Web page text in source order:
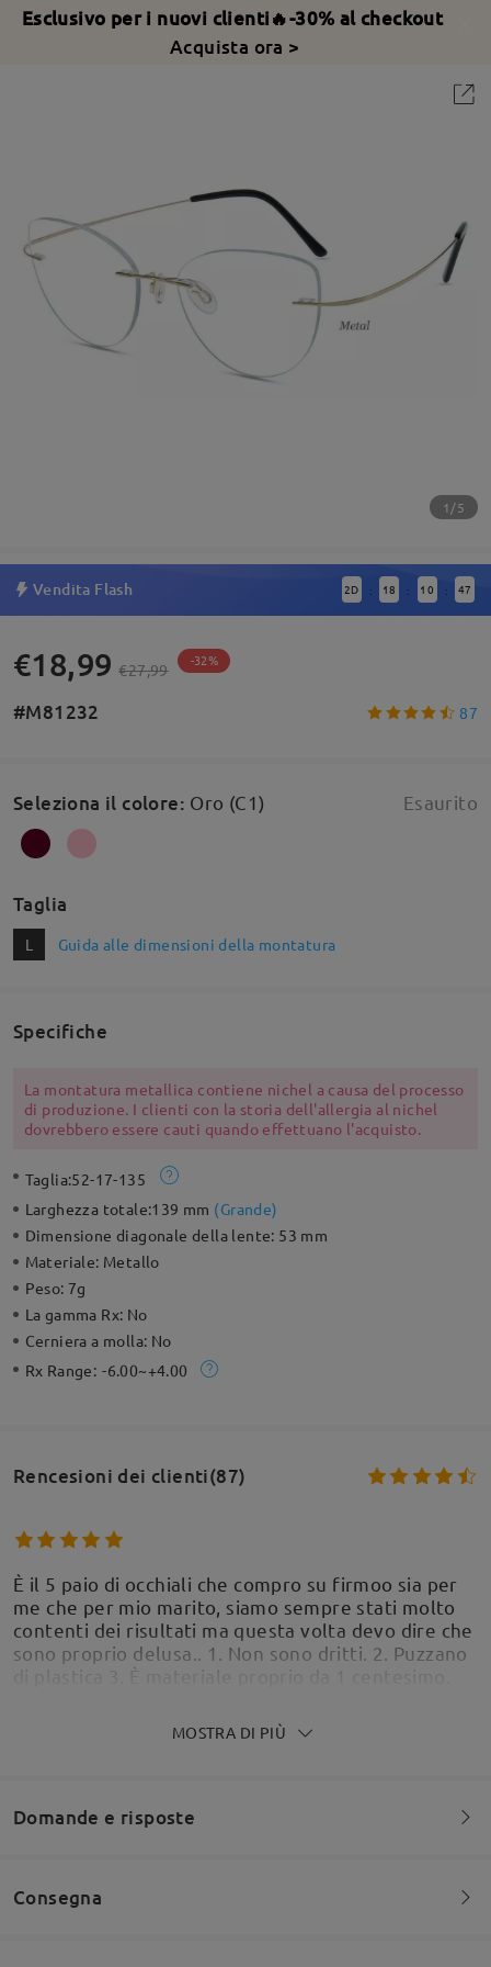
Esclusivo per i nuovi clienti🔥-30% al checkout
Acquista ora >
1/5
Vendita Flash 2D : 18 : 10 : 46
€18,99 €27,99 -32%
#M81232 87
Seleziona il colore: Oro (C1) Esaurito
Taglia
L Guida alle dimensioni della montatura
Specifiche
La montatura metallica contiene nichel a causa del processo
di produzione. I clienti con la storia dell'allergia al nichel
dovrebbero essere cauti quando effettuano l'acquisto.
Taglia:52-17-135
Larghezza totale:139 mm (Grande)
Dimensione diagonale della lente: 53 mm
Materiale: Metallo
Peso: 7g
La gamma Rx: No
Cerniera a molla: No
Rx Range: -6.00~+4.00
Rencesioni dei clienti(87)
È il 5 paio di occhiali che compro su firmoo sia per
me che per mio marito, siamo sempre stati molto
contenti dei risultati ma questa volta devo dire che
sono proprio delusa.. 1. Non sono dritti. 2. Puzzano
non è materiale che si chiude. Delusa al 1000%.
Nella foto potete vedere che non sono stati
bymyhuman onMay 30 , 2026
MOSTRA DI PIÙ
Domande e risposte
Siete invitati a lasciare qualsiasi commento sulla montatura.
Consegna